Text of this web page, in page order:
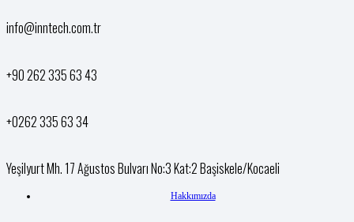
info@inntech.com.tr
+90 262 335 63 43
+0262 335 63 34
Yeşilyurt Mh. 17 Ağustos Bulvarı No:3 Kat:2 Başiskele/Kocaeli
Hakkımızda